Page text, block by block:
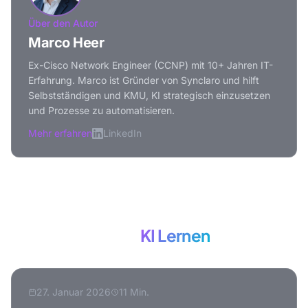
Über den Autor
Marco Heer
Ex-Cisco Network Engineer (CCNP) mit 10+ Jahren IT-
Erfahrung. Marco ist Gründer von Synclaro und hilft
Selbstständigen und KMU, KI strategisch einzusetzen
und Prozesse zu automatisieren.
Mehr erfahren
LinkedIn
KI Lernen
27. Januar 2026 11 Min.